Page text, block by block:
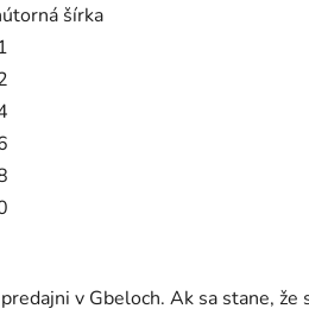
šírka
v Gbeloch. Ak sa stane,